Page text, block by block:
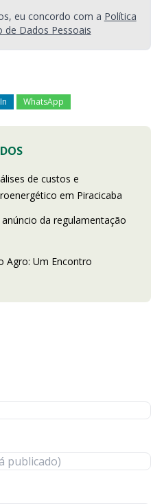
eu concordo com a Política
de Dados Pessoais
WhatsApp
de custos e
em Piracicaba
da regulamentação
Agro: Um Encontro